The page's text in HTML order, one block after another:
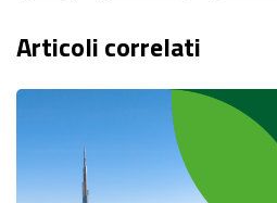
Articoli correlati